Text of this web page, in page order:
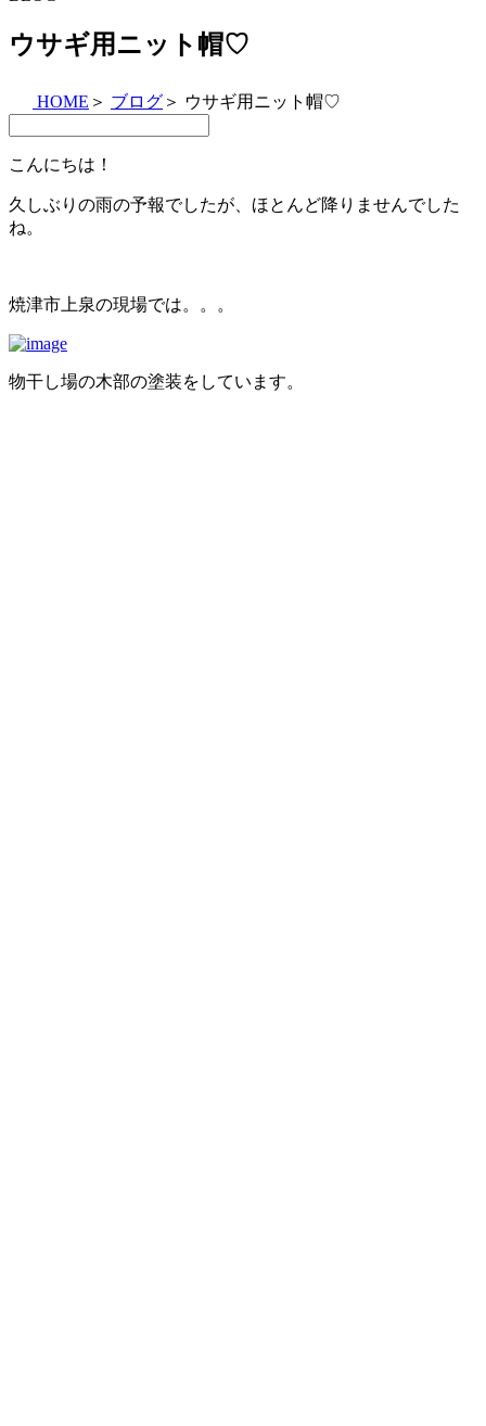
ウサギ用ニット帽♡
HOME ＞ ブログ ＞ ウサギ用ニット帽♡
こんにちは！
久しぶりの雨の予報でしたが、ほとんど降りませんでした
ね。
焼津市上泉の現場では。。。
物干し場の木部の塗装をしています。